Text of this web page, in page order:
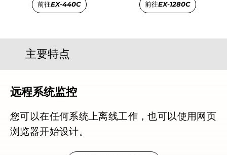
前往EX-440C 前往EX-1280C
主要特点
远程系统监控
您可以在任何系统上离线工作，也可以使用网页
浏览器开始设计。